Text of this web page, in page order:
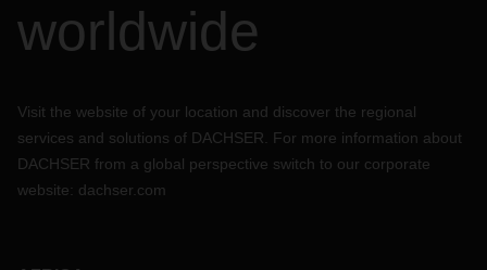
worldwide
Visit the website of your location and discover the regional
services and solutions of DACHSER. For more information about
DACHSER from a global perspective switch to our corporate
website: dachser.com